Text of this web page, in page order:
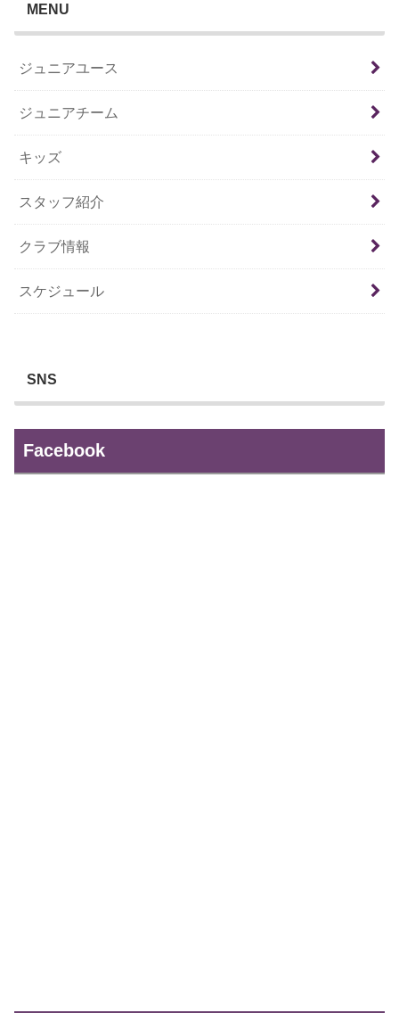
MENU
ジュニアユース
ジュニアチーム
キッズ
スタッフ紹介
クラブ情報
スケジュール
SNS
Facebook